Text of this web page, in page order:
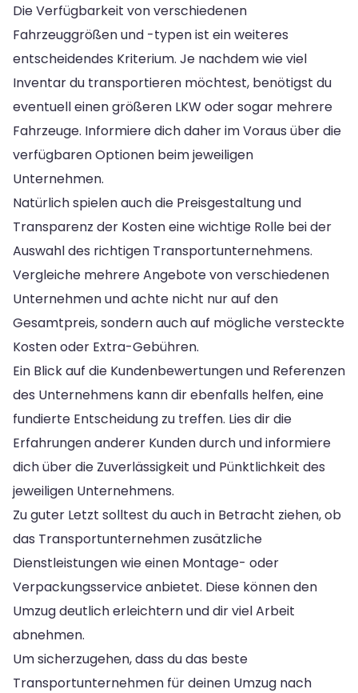
Die Verfügbarkeit von verschiedenen
Fahrzeuggrößen und -typen ist ein weiteres
entscheidendes Kriterium. Je nachdem wie viel
Inventar du transportieren möchtest, benötigst du
eventuell einen größeren LKW oder sogar mehrere
Fahrzeuge. Informiere dich daher im Voraus über die
verfügbaren Optionen beim jeweiligen
Unternehmen.
Natürlich spielen auch die Preisgestaltung und
Transparenz der Kosten eine wichtige Rolle bei der
Auswahl des richtigen Transportunternehmens.
Vergleiche mehrere Angebote von verschiedenen
Unternehmen und achte nicht nur auf den
Gesamtpreis, sondern auch auf mögliche versteckte
Kosten oder Extra-Gebühren.
Ein Blick auf die Kundenbewertungen und Referenzen
des Unternehmens kann dir ebenfalls helfen, eine
fundierte Entscheidung zu treffen. Lies dir die
Erfahrungen anderer Kunden durch und informiere
dich über die Zuverlässigkeit und Pünktlichkeit des
jeweiligen Unternehmens.
Zu guter Letzt solltest du auch in Betracht ziehen, ob
das Transportunternehmen zusätzliche
Dienstleistungen wie einen Montage- oder
Verpackungsservice anbietet. Diese können den
Umzug deutlich erleichtern und dir viel Arbeit
abnehmen.
Um sicherzugehen, dass du das beste
Transportunternehmen für deinen Umzug nach